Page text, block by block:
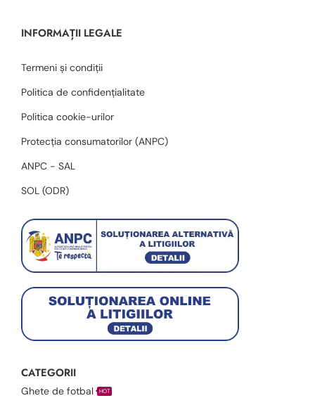
INFORMAȚII LEGALE
Termeni și condiții
Politica de confidențialitate
Politica cookie-urilor
Protecția consumatorilor (ANPC)
ANPC - SAL
SOL (ODR)
CATEGORII
Ghete de fotbal HOT